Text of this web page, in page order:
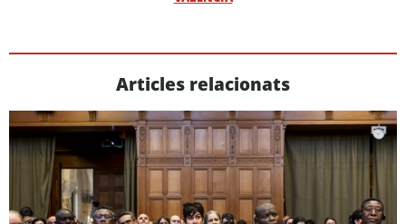
Articles relacionats